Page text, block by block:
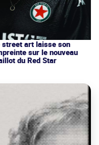
street art laisse son
sur le nouveau
du Red Star